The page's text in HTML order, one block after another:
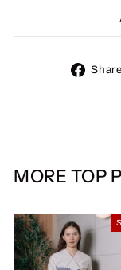
Share
MORE TOP